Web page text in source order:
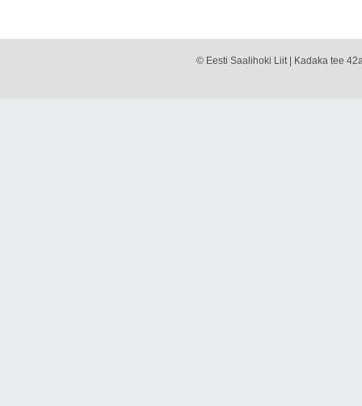
© Eesti Saalihoki Liit | Kadaka tee